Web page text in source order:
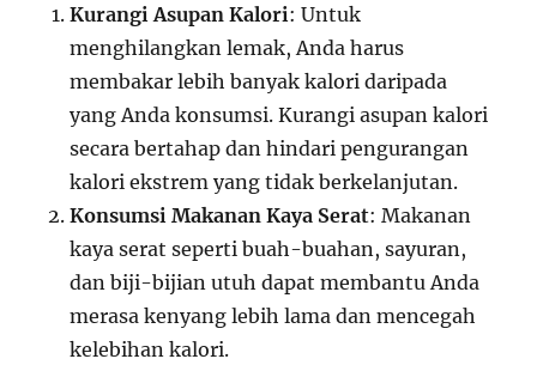
Kurangi Asupan Kalori: Untuk
menghilangkan lemak, Anda harus
membakar lebih banyak kalori daripada
yang Anda konsumsi. Kurangi asupan kalori
secara bertahap dan hindari pengurangan
kalori ekstrem yang tidak berkelanjutan.
Konsumsi Makanan Kaya Serat: Makanan
kaya serat seperti buah-buahan, sayuran,
dan biji-bijian utuh dapat membantu Anda
merasa kenyang lebih lama dan mencegah
kelebihan kalori.